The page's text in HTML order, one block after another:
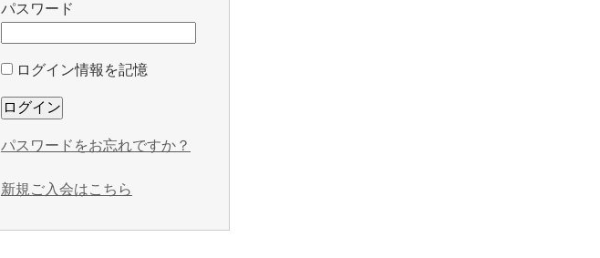
パスワード
ログイン情報を記憶
パスワードをお忘れですか？
新規ご入会はこちら